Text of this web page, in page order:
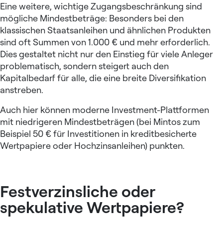
Eine weitere, wichtige Zugangsbeschränkung sind
mögliche Mindestbeträge: Besonders bei den
klassischen Staatsanleihen und ähnlichen Produkten
sind oft Summen von 1.000 € und mehr erforderlich.
Dies gestaltet nicht nur den Einstieg für viele Anleger
problematisch, sondern steigert auch den
Kapitalbedarf für alle, die eine breite Diversifikation
anstreben.
Auch hier können moderne Investment-Plattformen
mit niedrigeren Mindestbeträgen (bei Mintos zum
Beispiel 50 € für Investitionen in kreditbesicherte
Wertpapiere oder Hochzinsanleihen) punkten.
Festverzinsliche oder
spekulative Wertpapiere?